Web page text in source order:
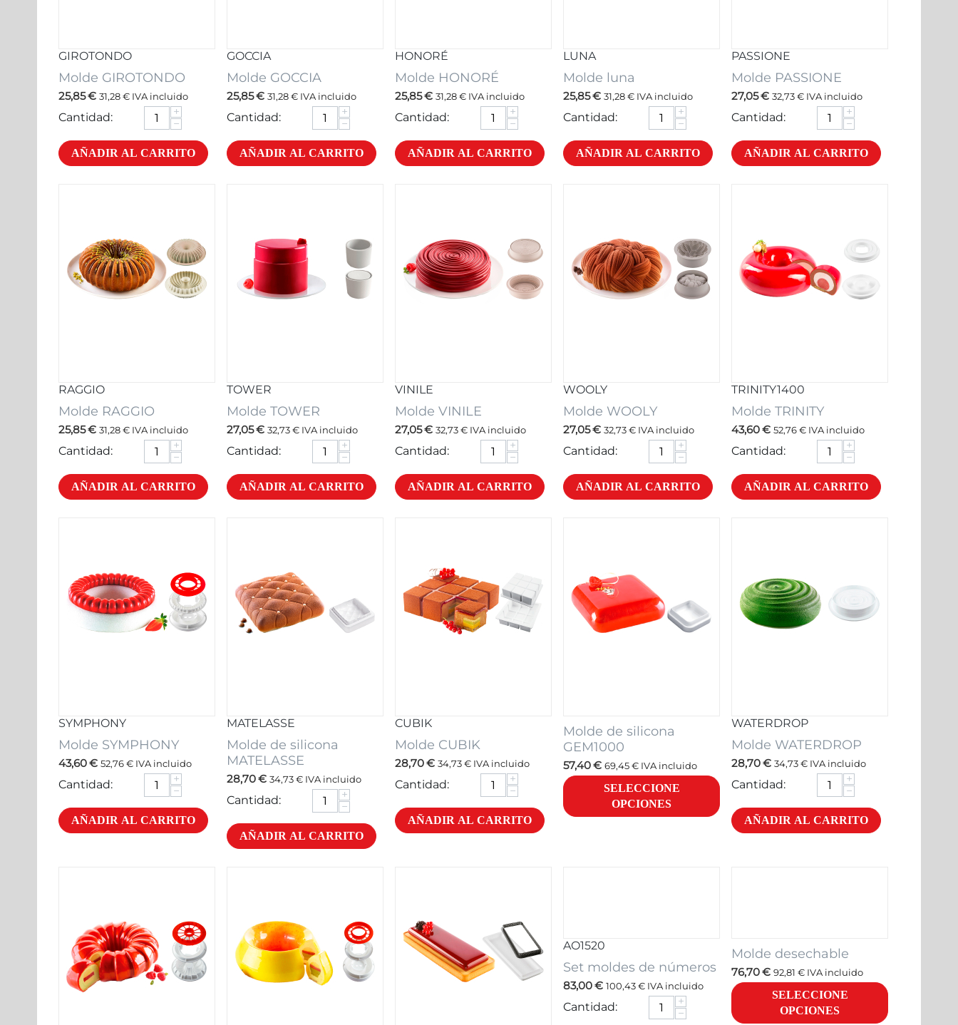
GIROTONDO
Molde GIROTONDO
25,85€ 31,28€ IVA incluido
Cantidad:
+
−
AÑADIR AL CARRITO
GOCCIA
Molde GOCCIA
25,85€ 31,28€ IVA incluido
Cantidad:
+
−
AÑADIR AL CARRITO
HONORÉ
Molde HONORÉ
25,85€ 31,28€ IVA incluido
Cantidad:
+
−
AÑADIR AL CARRITO
LUNA
Molde luna
25,85€ 31,28€ IVA incluido
Cantidad:
+
−
AÑADIR AL CARRITO
PASSIONE
Molde PASSIONE
27,05€ 32,73€ IVA incluido
Cantidad:
+
−
AÑADIR AL CARRITO
RAGGIO
Molde RAGGIO
25,85€ 31,28€ IVA incluido
Cantidad:
+
−
AÑADIR AL CARRITO
TOWER
Molde TOWER
27,05€ 32,73€ IVA incluido
Cantidad:
+
−
AÑADIR AL CARRITO
VINILE
Molde VINILE
27,05€ 32,73€ IVA incluido
Cantidad:
+
−
AÑADIR AL CARRITO
WOOLY
Molde WOOLY
27,05€ 32,73€ IVA incluido
Cantidad:
+
−
AÑADIR AL CARRITO
TRINITY1400
Molde TRINITY
43,60€ 52,76€ IVA incluido
Cantidad:
+
−
AÑADIR AL CARRITO
SYMPHONY
Molde SYMPHONY
43,60€ 52,76€ IVA incluido
Cantidad:
+
−
AÑADIR AL CARRITO
MATELASSE
Molde de silicona
MATELASSE
28,70€ 34,73€ IVA incluido
Cantidad:
+
−
AÑADIR AL CARRITO
CUBIK
Molde CUBIK
28,70€ 34,73€ IVA incluido
Cantidad:
+
−
AÑADIR AL CARRITO
Molde de silicona
GEM1000
57,40€ 69,45€ IVA incluido
SELECCIONE
OPCIONES
WATERDROP
Molde WATERDROP
28,70€ 34,73€ IVA incluido
Cantidad:
+
−
AÑADIR AL CARRITO
AO1520
Set moldes de números
83,00€ 100,43€ IVA incluido
Cantidad:
+
−
Molde desechable
76,70€ 92,81 € IVA incluido
SELECCIONE
OPCIONES